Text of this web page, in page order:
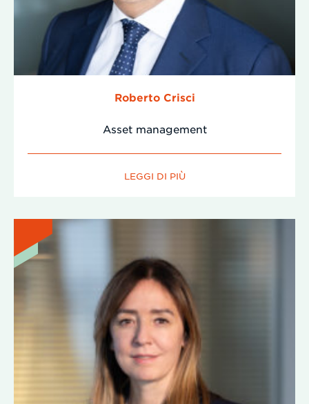
Roberto Crisci
Asset management
LEGGI DI PIÙ